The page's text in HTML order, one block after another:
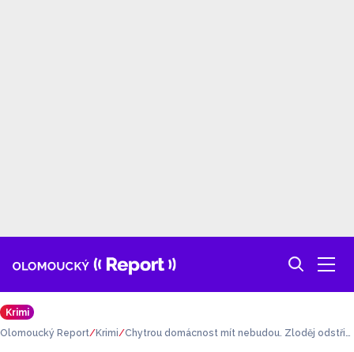
Krimi
Olomoucký Report
Krimi
Chytrou domácnost mít nebudou. Zloděj odstřihl